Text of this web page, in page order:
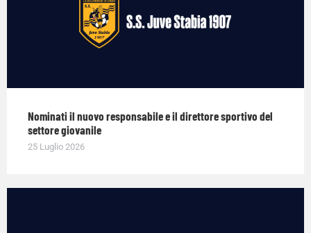
Nominati il nuovo responsabile e il direttore sportivo del
settore giovanile
25 Luglio 2026